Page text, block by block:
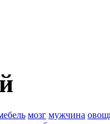
мозг мужчина